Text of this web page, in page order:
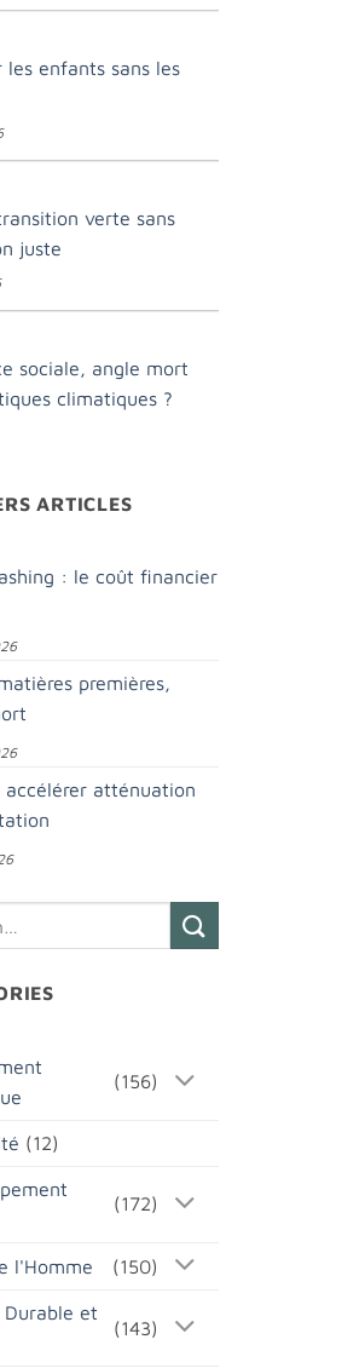
les enfants sans les
verte sans
juste
sociale, angle mort
climatiques ?
ARTICLES
: le coût financier
premières,
accélérer atténuation
(156)
(12)
(172)
l'Homme (150)
Durable et
(143)